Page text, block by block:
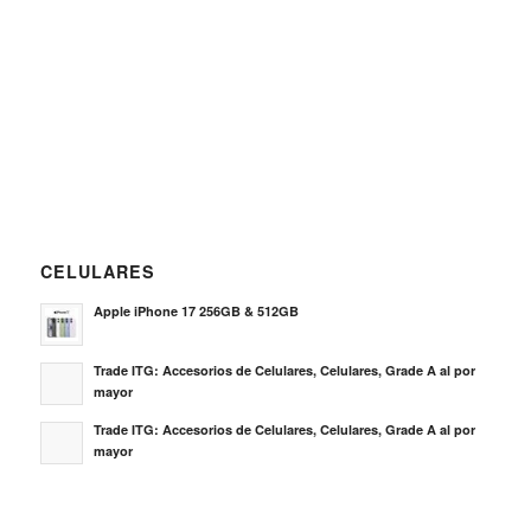
CELULARES
Apple iPhone 17 256GB & 512GB
Trade ITG: Accesorios de Celulares, Celulares, Grade A al por
mayor
Trade ITG: Accesorios de Celulares, Celulares, Grade A al por
mayor